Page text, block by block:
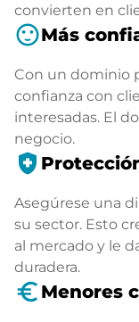
convierten en
sentiment_satisfiedMás
Con un dominio
confianza con
interesadas. El
negocio.
health_and_safety
Asegúrese una
su sector. Esto
al mercado y le
duradera.
euro_symbol Menores